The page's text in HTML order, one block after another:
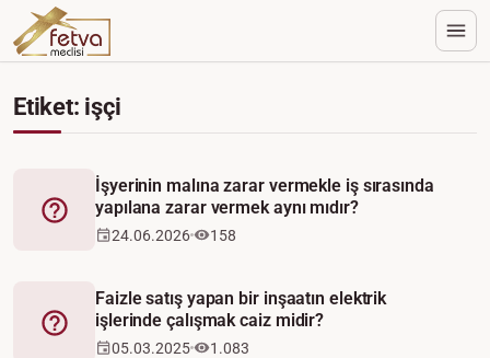
Etiket: işçi
Fetva
İşyerinin malına zarar vermekle iş sırasında
yapılana zarar vermek aynı mıdır?
24.06.2026 158
Fetva
Faizle satış yapan bir inşaatın elektrik
işlerinde çalışmak caiz midir?
05.03.2025 1.083